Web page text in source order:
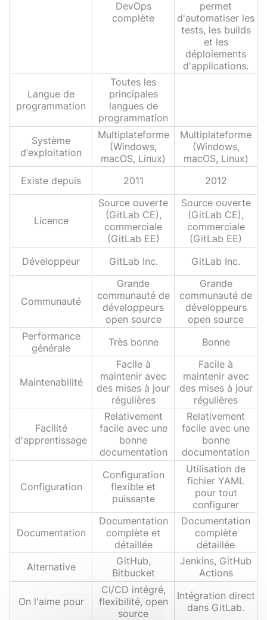
DevOps
complète
permet
d'automatiser les
tests, les builds
et les
déploiements
d'applications.
Langue de
programmation
Toutes les
principales
langues de
programmation
Système
d‘exploitation
Multiplateforme
(Windows,
macOS, Linux)
Multiplateforme
(Windows,
macOS, Linux)
Existe depuis
2011 2012
Licence
Source ouverte
(GitLab CE),
commerciale
(GitLab EE)
Source ouverte
(GitLab CE),
commerciale
(GitLab EE)
Développeur
GitLab Inc. GitLab Inc.
Communauté
Grande
communauté de
développeurs
open source
Grande
communauté de
développeurs
open source
Performance
générale
Très bonne Bonne
Maintenabilité
Facile à
maintenir avec
des mises à jour
régulières
Facile à
maintenir avec
des mises à jour
régulières
Facilité
d'apprentissage
Relativement
facile avec une
bonne
documentation
Relativement
facile avec une
bonne
documentation
Configuration
Configuration
flexible et
puissante
Utilisation de
fichier YAML
pour tout
configurer
Documentation
Documentation
complète et
détaillée
Documentation
complète
détaillée
Alternative
GitHub,
Bitbucket
Jenkins, GitHub
Actions
On l'aime pour
CI/CD intégré,
flexibilité, open
source
Intégration direct
dans GitLab.